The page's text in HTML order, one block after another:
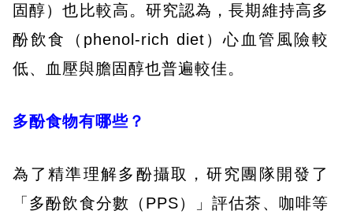
固醇）也比較高。研究認為，長期維持高多
酚飲食（phenol-rich diet）心血管風險較
低、血壓與膽固醇也普遍較佳。
多酚食物有哪些？
為了精準理解多酚攝取，研究團隊開發了
「多酚飲食分數（PPS）」評估茶、咖啡等